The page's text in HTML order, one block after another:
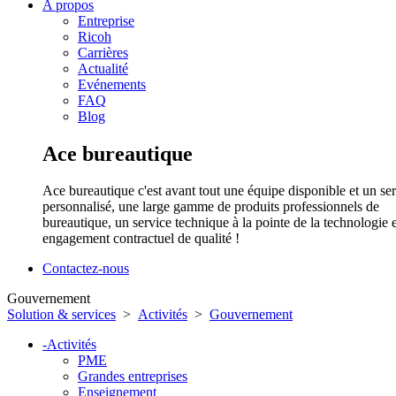
A propos
Entreprise
Ricoh
Carrières
Actualité
Evénements
FAQ
Blog
Ace bureautique
Ace bureautique c'est avant tout une équipe disponible et un
personnalisé, une large gamme de produits professionnels de
bureautique, un service technique à la pointe de la technologie
engagement contractuel de qualité !
Contactez-nous
Gouvernement
Solution & services > Activités > Gouvernement
-Activités
PME
Grandes entreprises
Enseignement